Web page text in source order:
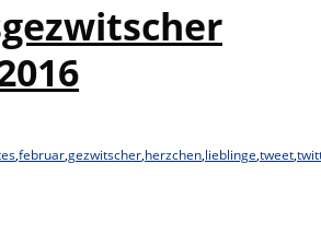
,februar,gezwitscher,herzchen,lieblinge,tweet,